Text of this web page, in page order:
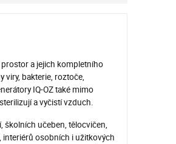
a jejich kompletního
viry, bakterie, roztoče,
IQ-OZ také mimo
a vyčistí vzduch.
školních učeben, tělocvičen,
interiérů osobních i užitkových